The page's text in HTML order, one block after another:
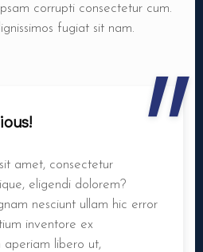
corrupti consectetur cum.
fugiat sit nam."
amet, consectetur
eligendi dolorem?
nesciunt ullam hic error
inventore ex
aperiam libero ut,